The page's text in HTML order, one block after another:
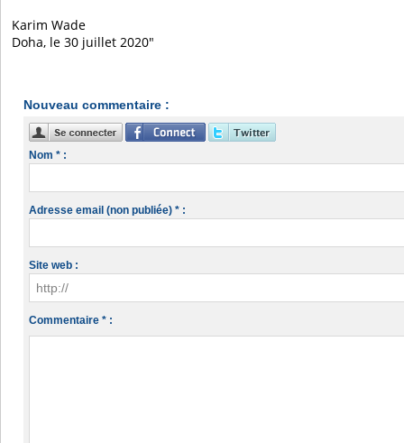
Karim Wade
Doha, le 30 juillet 2020″
Nouveau commentaire :
Nom * :
Adresse email (non publiée) * :
Site web :
Commentaire * :